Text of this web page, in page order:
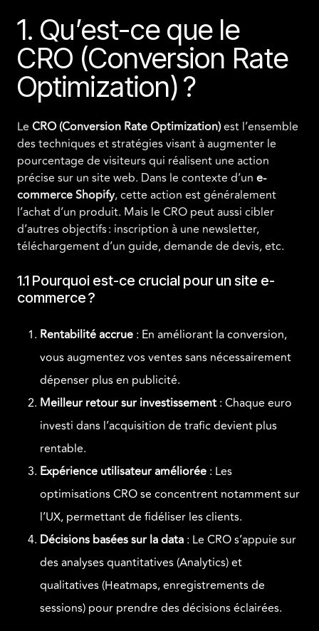
1. Qu’est-ce que le
CRO (Conversion Rate
Optimization) ?
Le CRO (Conversion Rate Optimization)est l’ensemble
des techniques et stratégies visant à augmenter le
pourcentage de visiteurs qui réalisent une action
précise sur un site web. Dans le contexte d’un e-
commerce Shopify, cette action est généralement
l’achat d’un produit. Mais le CRO peut aussi cibler
d’autres objectifs : inscription à une newsletter,
téléchargement d’un guide, demande de devis, etc.
1.1 Pourquoi est-ce crucial pour un site e-
commerce ?
Rentabilité accrue : En améliorant la conversion,
vous augmentez vos ventes sans nécessairement
dépenser plus en publicité.
Meilleur retour sur investissement : Chaque euro
investi dans l’acquisition de trafic devient plus
rentable.
Expérience utilisateur améliorée : Les
optimisations CRO se concentrent notamment sur
l’UX, permettant de fidéliser les clients.
Décisions basées sur la data : Le CRO s’appuie sur
des analyses quantitatives (Analytics) et
qualitatives (Heatmaps, enregistrements de
sessions) pour prendre des décisions éclairées.